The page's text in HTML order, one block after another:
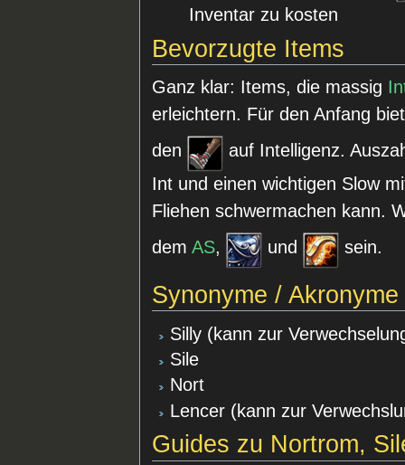
Inventar zu kosten
Bevorzugte Items
Ganz klar: Items, die massig
erleichtern. Für den Anfang
den
auf Intelligenz.
Int und einen wichtigen Slow
Fliehen schwermachen kann.
demAS, und sein.
Synonyme / Akronyme
Silly (kann zur
Sile
Nort
Lencer (kann zur
Guides zu Nortrom,